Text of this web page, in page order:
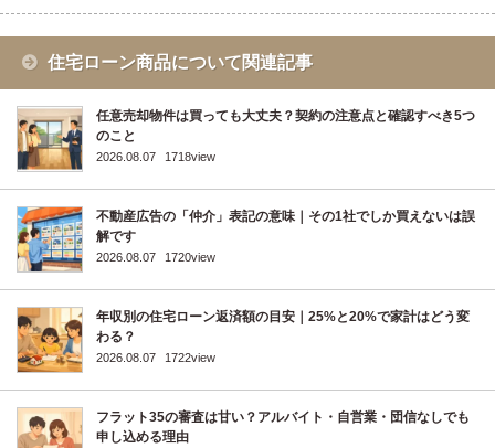
住宅ローン商品について関連記事
任意売却物件は買っても大丈夫？契約の注意点と確認すべき5つ
のこと
2026.08.07 1718view
不動産広告の「仲介」表記の意味｜その1社でしか買えないは誤
解です
2026.08.07 1720view
年収別の住宅ローン返済額の目安｜25%と20%で家計はどう変
わる？
2026.08.07 1722view
フラット35の審査は甘い？アルバイト・自営業・団信なしでも
申し込める理由